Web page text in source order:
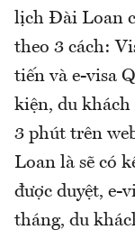
lịch Đài Loan
theo 3 cách:
tiến và e-visa
kiện, du
3 phút trên
Loan là sẽ có
được duyệt, e-
tháng, du